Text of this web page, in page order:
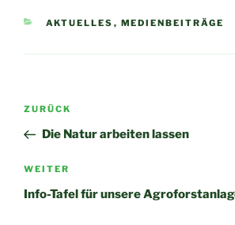
AKTUELLES , MEDIENBEITRÄGE
ZURÜCK
Die Natur arbeiten lassen
WEITER
Info-Tafel für unsere